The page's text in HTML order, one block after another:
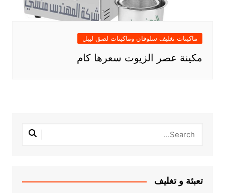
ماكينات تغليف سلوفان وماكينات لصق ليبل
مكينة عصر الزيوت سعرها كام
تعبئة و تغليف